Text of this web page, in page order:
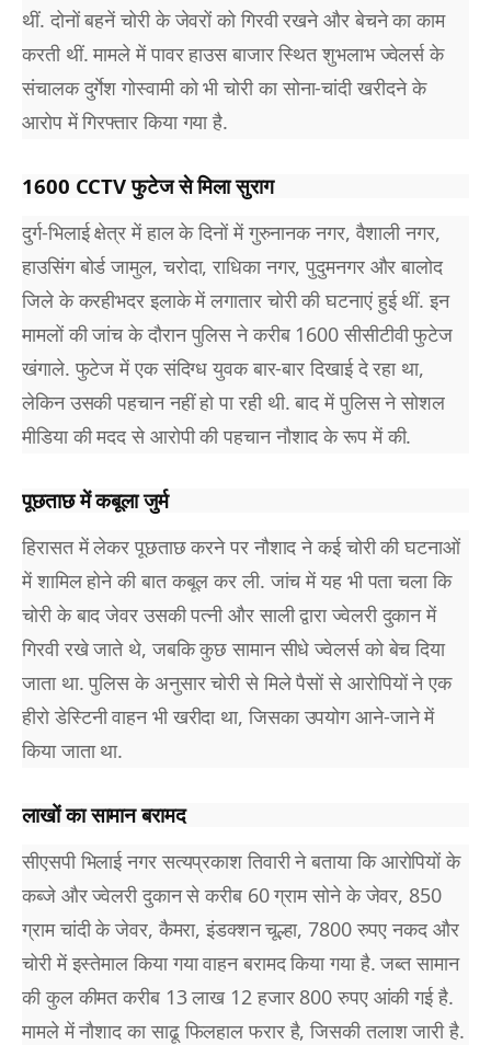
थीं. दोनों बहनें चोरी के जेवरों को गिरवी रखने और बेचने का काम
करती थीं. मामले में पावर हाउस बाजार स्थित शुभलाभ ज्वेलर्स के
संचालक दुर्गेश गोस्वामी को भी चोरी का सोना-चांदी खरीदने के
आरोप में गिरफ्तार किया गया है.
1600 CCTV फुटेज से मिला सुराग
दुर्ग-भिलाई क्षेत्र में हाल के दिनों में गुरुनानक नगर, वैशाली नगर,
हाउसिंग बोर्ड जामुल, चरोदा, राधिका नगर, पुदुमनगर और बालोद
जिले के करहीभदर इलाके में लगातार चोरी की घटनाएं हुई थीं. इन
मामलों की जांच के दौरान पुलिस ने करीब 1600 सीसीटीवी फुटेज
खंगाले. फुटेज में एक संदिग्ध युवक बार-बार दिखाई दे रहा था,
लेकिन उसकी पहचान नहीं हो पा रही थी. बाद में पुलिस ने सोशल
मीडिया की मदद से आरोपी की पहचान नौशाद के रूप में की.
पूछताछ में कबूला जुर्म
हिरासत में लेकर पूछताछ करने पर नौशाद ने कई चोरी की घटनाओं
में शामिल होने की बात कबूल कर ली. जांच में यह भी पता चला कि
चोरी के बाद जेवर उसकी पत्नी और साली द्वारा ज्वेलरी दुकान में
गिरवी रखे जाते थे, जबकि कुछ सामान सीधे ज्वेलर्स को बेच दिया
जाता था. पुलिस के अनुसार चोरी से मिले पैसों से आरोपियों ने एक
हीरो डेस्टिनी वाहन भी खरीदा था, जिसका उपयोग आने-जाने में
किया जाता था.
लाखों का सामान बरामद
सीएसपी भिलाई नगर सत्यप्रकाश तिवारी ने बताया कि आरोपियों के
कब्जे और ज्वेलरी दुकान से करीब 60 ग्राम सोने के जेवर, 850
ग्राम चांदी के जेवर, कैमरा, इंडक्शन चूल्हा, 7800 रुपए नकद और
चोरी में इस्तेमाल किया गया वाहन बरामद किया गया है. जब्त सामान
की कुल कीमत करीब 13 लाख 12 हजार 800 रुपए आंकी गई है.
मामले में नौशाद का साढू फिलहाल फरार है, जिसकी तलाश जारी है.